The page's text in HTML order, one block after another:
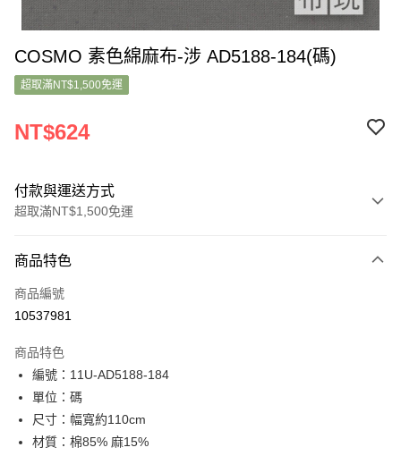
COSMO 素色綿麻布-涉 AD5188-184(碼)
超取滿NT$1,500免運
NT$624
付款與運送方式
超取滿NT$1,500免運
信用卡一次付款
超商取貨付款
Apple Pay
街口支付
Google Pay
商品特色
商品編號
10537981
商品特色
編號：11U-AD5188-184
單位：碼
尺寸：幅寬約110cm
材質：棉85% 麻15%